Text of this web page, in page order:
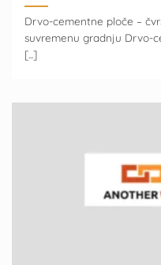
Drvo-cementne ploče –
suvremenu gradnju Drvo-
[...]